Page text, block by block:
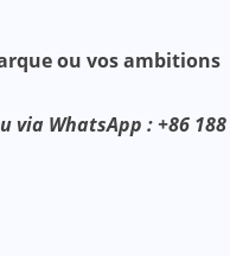
ou vos ambitions
via WhatsApp : +86 188